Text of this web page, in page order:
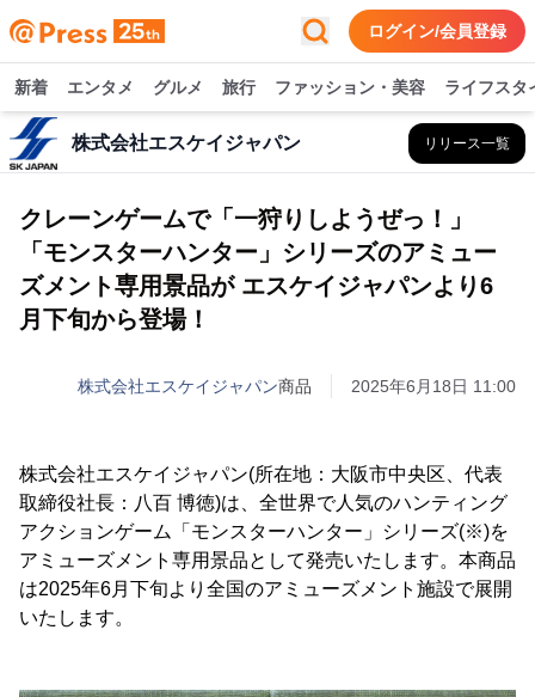
ログイン/会員登録
新着 エンタメ グルメ 旅行 ファッション・美容 ライフスタ
株式会社エスケイジャパン リリース一覧
クレーンゲームで「一狩りしようぜっ！」
「モンスターハンター」シリーズのアミュー
ズメント専用景品が エスケイジャパンより6
月下旬から登場！
株式会社エスケイジャパン商品 2025年6月18日 11:00
株式会社エスケイジャパン(所在地：大阪市中央区、代表
取締役社長：八百 博徳)は、全世界で人気のハンティング
アクションゲーム「モンスターハンター」シリーズ(※)を
アミューズメント専用景品として発売いたします。本商品
は2025年6月下旬より全国のアミューズメント施設で展開
いたします。